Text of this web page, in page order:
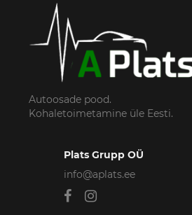
Autoosade pood.
Kohaletoimetamine üle Eesti.
Plats Grupp OÜ
info@aplats.ee